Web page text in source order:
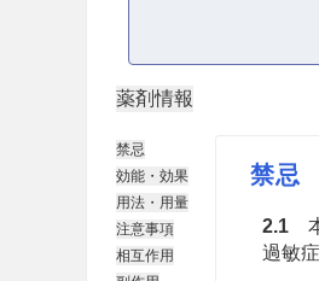
薬剤情報
禁忌
効能・効果
用法・用量
注意事項
相互作用
禁忌
2.1本
過敏